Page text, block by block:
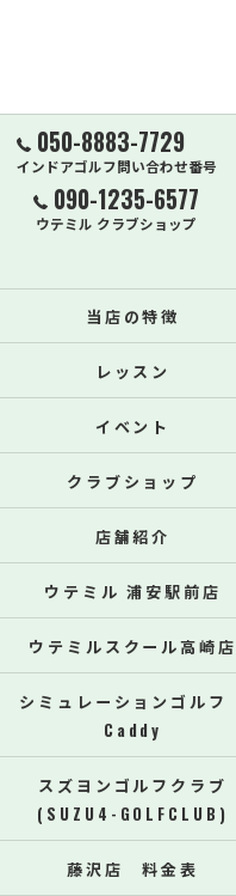
050-8883-7729
インドアゴルフ問い合わせ番号
090-1235-6577
ウテミル クラブショップ
当店の特徴
レッスン
イベント
クラブショップ
店舗紹介
ウテミル 浦安駅前店
ウテミルスクール高崎店
シミュレーションゴルフ
Caddy
スズヨンゴルフクラブ
(SUZU4-GOLFCLUB)
藤沢店 料金表